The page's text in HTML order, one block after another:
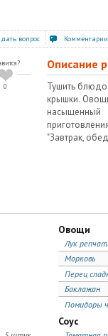
вопрос Комментарии
0
Описание
Тушить
крышки.
"Завтрак,
Овощи
Лук
Морковь
Перец
Баклажан
Помидоры
Соус